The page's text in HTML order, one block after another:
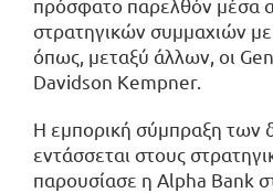
πρόσφατο παρελθόν μέσα
στρατηγικών συμμαχιών με
όπως, μεταξύ άλλων, οι
Davidson Kempner.
Η εμπορική σύμπραξη των
εντάσσεται στους
παρουσίασε η Alpha Bank